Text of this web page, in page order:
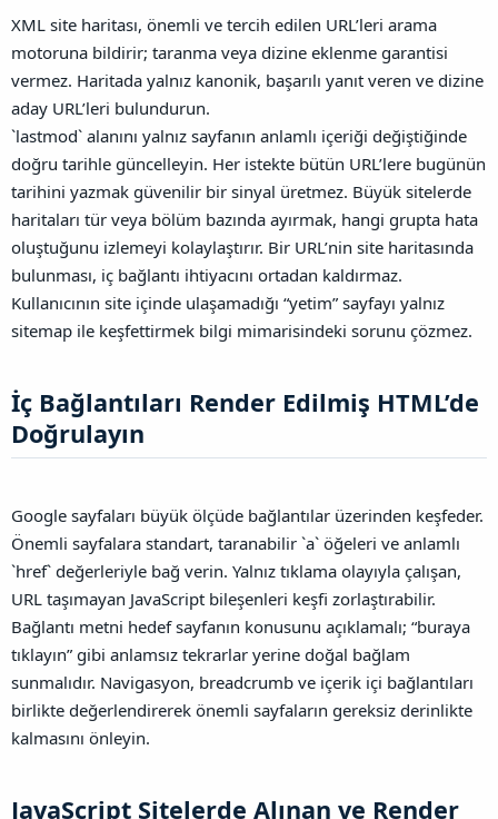
XML site haritası, önemli ve tercih edilen URL’leri arama
motoruna bildirir; taranma veya dizine eklenme garantisi
vermez. Haritada yalnız kanonik, başarılı yanıt veren ve dizine
aday URL’leri bulundurun.
`lastmod` alanını yalnız sayfanın anlamlı içeriği değiştiğinde
doğru tarihle güncelleyin. Her istekte bütün URL’lere bugünün
tarihini yazmak güvenilir bir sinyal üretmez. Büyük sitelerde
haritaları tür veya bölüm bazında ayırmak, hangi grupta hata
oluştuğunu izlemeyi kolaylaştırır. Bir URL’nin site haritasında
bulunması, iç bağlantı ihtiyacını ortadan kaldırmaz.
Kullanıcının site içinde ulaşamadığı “yetim” sayfayı yalnız
sitemap ile keşfettirmek bilgi mimarisindeki sorunu çözmez.
İç Bağlantıları Render Edilmiş HTML’de
Doğrulayın​
Google sayfaları büyük ölçüde bağlantılar üzerinden keşfeder.
Önemli sayfalara standart, taranabilir `a` öğeleri ve anlamlı
`href` değerleriyle bağ verin. Yalnız tıklama olayıyla çalışan,
URL taşımayan JavaScript bileşenleri keşfi zorlaştırabilir.
Bağlantı metni hedef sayfanın konusunu açıklamalı; “buraya
tıklayın” gibi anlamsız tekrarlar yerine doğal bağlam
sunmalıdır. Navigasyon, breadcrumb ve içerik içi bağlantıları
birlikte değerlendirerek önemli sayfaların gereksiz derinlikte
kalmasını önleyin.
JavaScript Sitelerde Alınan ve Render